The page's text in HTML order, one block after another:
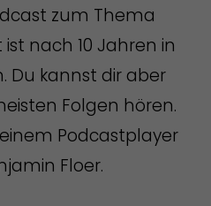
zum Thema
nach 10 Jahren in
Du kannst dir aber
Folgen hören.
Podcastplayer
Floer.